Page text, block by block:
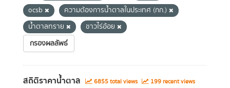
ocsb
ความต้องการน้ำตาลในประเทศ (กก.)
น้ำตาลทราย
ชาวไร่อ้อย
กรองผลลัพธ์
สถิติราคาน้ำตาล 6855 total views 199 recent views